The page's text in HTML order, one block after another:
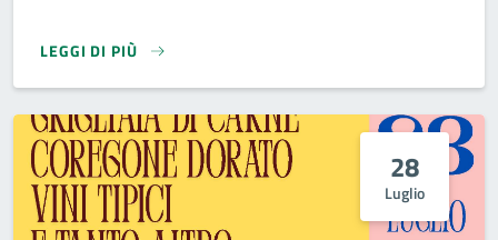
LEGGI DI PIÙ
28
Luglio